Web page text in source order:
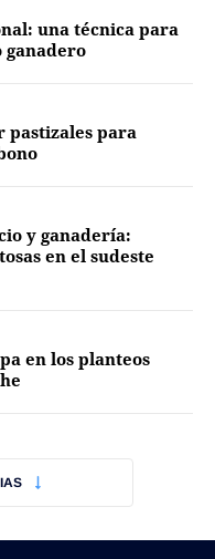
una técnica para
ganadero
pastizales para
y ganadería:
en el sudeste
en los planteos